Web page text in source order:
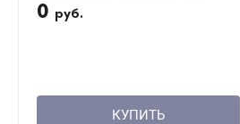
0 руб.
КУПИТЬ